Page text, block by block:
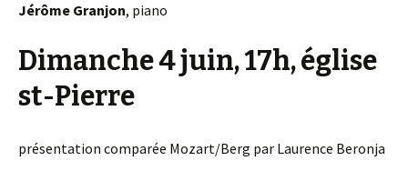
Jérôme Granjon, piano
Dimanche 4 juin, 17h, église
st-Pierre
présentation comparée Mozart/Berg par Laurence Beronja